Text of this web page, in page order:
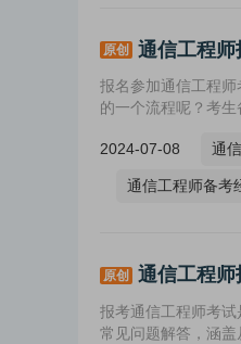
原创 通信工程
报名参加通信工程
的一个流程呢？考生
2024-07-08 通
通信工程师备考
原创 通信工程
报考通信工程师考
常见问题解答，涵盖